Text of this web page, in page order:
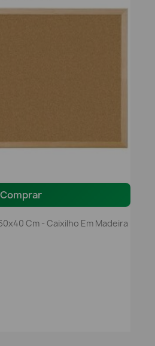
Comprar
Cm - Caixilho Em Madeira